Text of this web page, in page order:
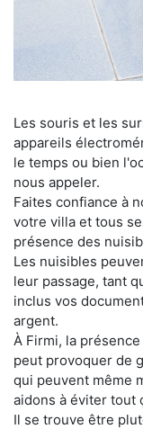
Les souris et les
appareils
le temps ou bien
nous appeler.
Faites confiance à
votre villa et tous
présence des
Les nuisibles
leur passage, tant
inclus vos
argent.
À Firmi, la
peut provoquer de
qui peuvent même
aidons à éviter tout
Il se trouve être